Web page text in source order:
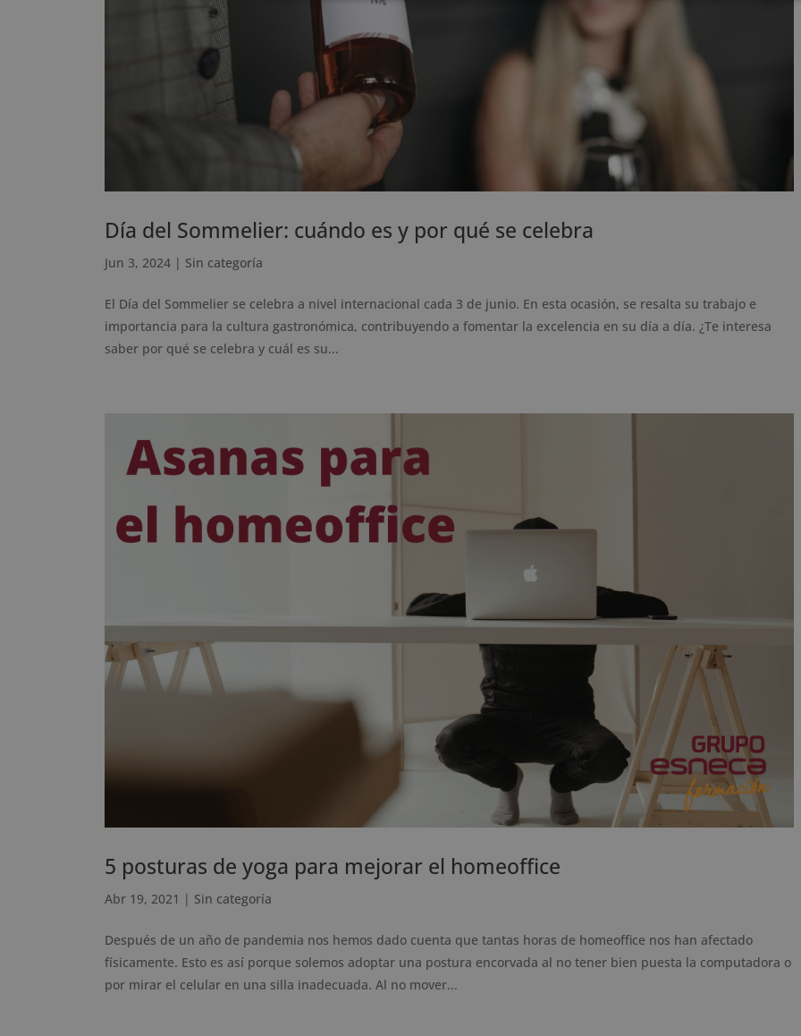
Día del Sommelier: cuándo es y por qué se celebra
Jun 3, 2024 | Sin categoría
El Día del Sommelier se celebra a nivel internacional cada 3 de junio. En esta ocasión, se resalta su trabajo e
importancia para la cultura gastronómica, contribuyendo a fomentar la excelencia en su día a día. ¿Te interesa
saber por qué se celebra y cuál es su...
5 posturas de yoga para mejorar el homeoffice
Abr 19, 2021 | Sin categoría
Después de un año de pandemia nos hemos dado cuenta que tantas horas de homeoffice nos han afectado
físicamente. Esto es así porque solemos adoptar una postura encorvada al no tener bien puesta la computadora o
por mirar el celular en una silla inadecuada. Al no mover...